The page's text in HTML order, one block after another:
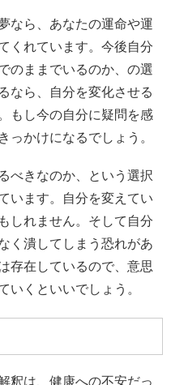
なら、あなたの運命や運
くれています。今後自分
のままでいるのか、の選
なら、自分を変化させる
もし今の自分に疑問を感
っかけになるでしょう。
べきなのか、という選択
います。自分を変えてい
しれません。そして自分
く潰してしまう恐れがあ
存在しているので、意思
いくといいでしょう。
釈は、健康への不安だっ